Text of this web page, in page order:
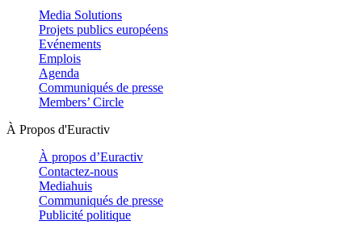
Media Solutions
Projets publics européens
Evénements
Emplois
Agenda
Communiqués de presse
Members’ Circle
À Propos d'Euractiv
À propos d’Euractiv
Contactez-nous
Mediahuis
Communiqués de presse
Publicité politique